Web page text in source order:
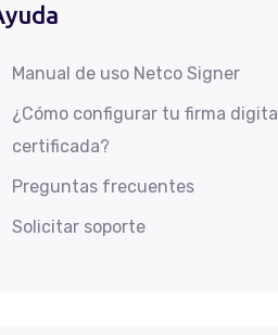
Manual de uso Netco Signer
¿Cómo configurar tu firma digital
certificada?
Preguntas frecuentes
Solicitar soporte